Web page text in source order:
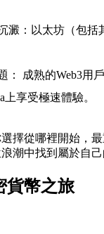
澱 ： 以太坊 （包
： 成熟的Web3
享受極速體驗。
擇從哪裡開始，
潮中找到屬於自己
貨幣之旅